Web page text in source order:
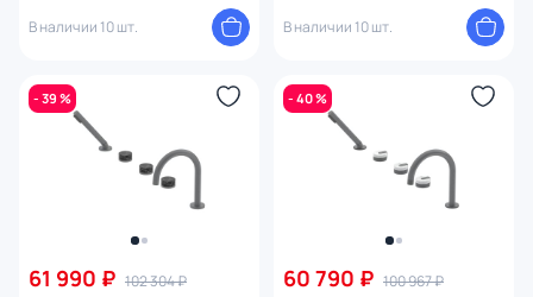
В наличии 10 шт.
В наличии 10 шт.
- 39 %
61 990 ₽ 102 304 ₽
- 40 %
60 790 ₽ 100 967 ₽